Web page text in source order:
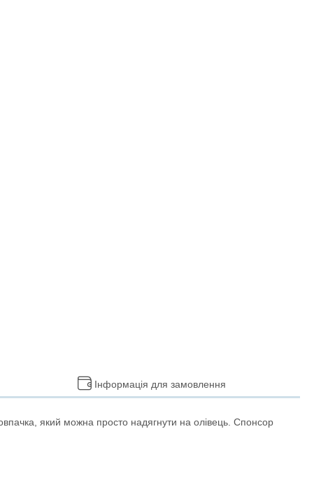
Інформація для замовлення
який можна просто надягнути на олівець. Спонсор